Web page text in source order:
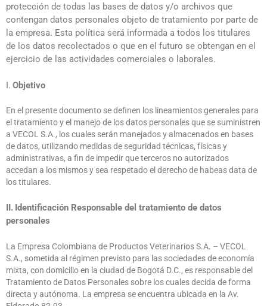
protección de todas las bases de datos y/o archivos que
contengan datos personales objeto de tratamiento por parte de
la empresa. Esta política será informada a todos los titulares
de los datos recolectados o que en el futuro se obtengan en el
ejercicio de las actividades comerciales o laborales.
I. Objetivo
En el presente documento se definen los lineamientos generales para
el tratamiento y el manejo de los datos personales que se suministren
a VECOL S.A., los cuales serán manejados y almacenados en bases
de datos, utilizando medidas de seguridad técnicas, físicas y
administrativas, a fin de impedir que terceros no autorizados
accedan a los mismos y sea respetado el derecho de habeas data de
los titulares.
II. Identificación Responsable del tratamiento de datos
personales
La Empresa Colombiana de Productos Veterinarios S.A. – VECOL
S.A., sometida al régimen previsto para las sociedades de economía
mixta, con domicilio en la ciudad de Bogotá D.C., es responsable del
Tratamiento de Datos Personales sobre los cuales decida de forma
directa y autónoma. La empresa se encuentra ubicada en la Av.